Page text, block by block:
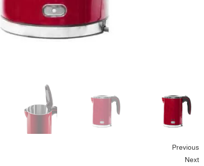
Previous
Next